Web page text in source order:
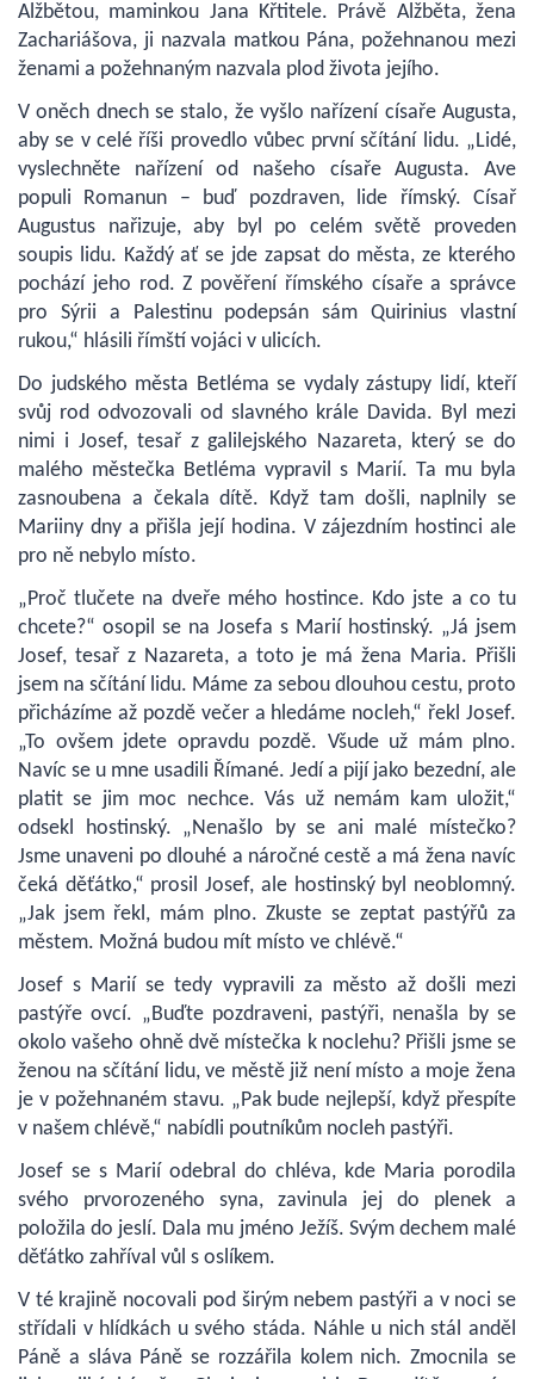
Alžbětou, maminkou Jana Křtitele. Právě Alžběta, žena
Zachariášova, ji nazvala matkou Pána, požehnanou mezi
ženami a požehnaným nazvala plod života jejího.
V oněch dnech se stalo, že vyšlo nařízení císaře Augusta,
aby se v celé říši provedlo vůbec první sčítání lidu. „Lidé,
vyslechněte nařízení od našeho císaře Augusta. Ave
populi Romanun – buď pozdraven, lide římský. Císař
Augustus nařizuje, aby byl po celém světě proveden
soupis lidu. Každý ať se jde zapsat do města, ze kterého
pochází jeho rod. Z pověření římského císaře a správce
pro Sýrii a Palestinu podepsán sám Quirinius vlastní
rukou,“ hlásili římští vojáci v ulicích.
Do judského města Betléma se vydaly zástupy lidí, kteří
svůj rod odvozovali od slavného krále Davida. Byl mezi
nimi i Josef, tesař z galilejského Nazareta, který se do
malého městečka Betléma vypravil s Marií. Ta mu byla
zasnoubena a čekala dítě. Když tam došli, naplnily se
Mariiny dny a přišla její hodina. V zájezdním hostinci ale
pro ně nebylo místo.
„Proč tlučete na dveře mého hostince. Kdo jste a co tu
chcete?“ osopil se na Josefa s Marií hostinský. „Já jsem
Josef, tesař z Nazareta, a toto je má žena Maria. Přišli
jsem na sčítání lidu. Máme za sebou dlouhou cestu, proto
přicházíme až pozdě večer a hledáme nocleh,“ řekl Josef.
„To ovšem jdete opravdu pozdě. Všude už mám plno.
Navíc se u mne usadili Římané. Jedí a pijí jako bezední, ale
platit se jim moc nechce. Vás už nemám kam uložit,“
odsekl hostinský. „Nenašlo by se ani malé místečko?
Jsme unaveni po dlouhé a náročné cestě a má žena navíc
čeká děťátko,“ prosil Josef, ale hostinský byl neoblomný.
„Jak jsem řekl, mám plno. Zkuste se zeptat pastýřů za
městem. Možná budou mít místo ve chlévě.“
Josef s Marií se tedy vypravili za město až došli mezi
pastýře ovcí. „Buďte pozdraveni, pastýři, nenašla by se
okolo vašeho ohně dvě místečka k noclehu? Přišli jsme se
ženou na sčítání lidu, ve městě již není místo a moje žena
je v požehnaném stavu. „Pak bude nejlepší, když přespíte
v našem chlévě,“ nabídli poutníkům nocleh pastýři.
Josef se s Marií odebral do chléva, kde Maria porodila
svého prvorozeného syna, zavinula jej do plenek a
položila do jeslí. Dala mu jméno Ježíš. Svým dechem malé
děťátko zahříval vůl s oslíkem.
V té krajině nocovali pod širým nebem pastýři a v noci se
střídali v hlídkách u svého stáda. Náhle u nich stál anděl
Páně a sláva Páně se rozzářila kolem nich. Zmocnila se